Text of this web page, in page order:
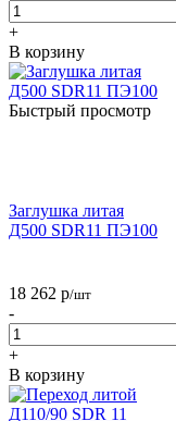
+
В корзину
Быстрый просмотр
Заглушка литая
Д500 SDR11 ПЭ100
18 262 р/шт
-
+
В корзину